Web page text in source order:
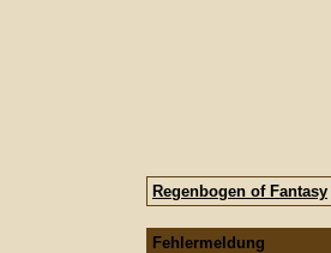
Regenbogen of Fantasy
Fehlermeldung